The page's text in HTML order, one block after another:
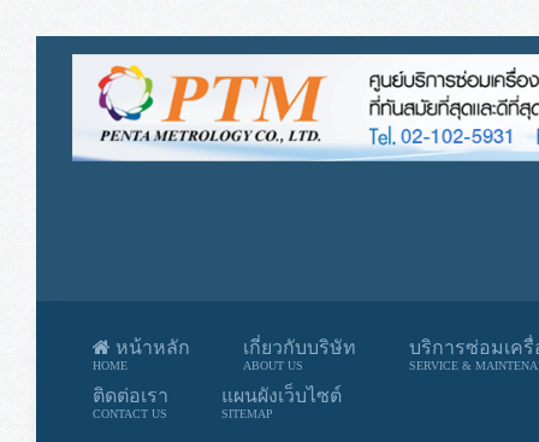
หน้าหลัก
HOME
เกี่ยวกับบริษัท
ABOUT US
บริการซ่อมเค
SERVICE &
ติดต่อเรา
CONTACT US
แผนผังเว็บไซต์
SITEMAP